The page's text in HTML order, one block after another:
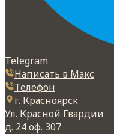
Telegram
Написать в Макс
Телефон
г. Красноярск
Ул. Красной Гвардии
д. 24 оф. 307